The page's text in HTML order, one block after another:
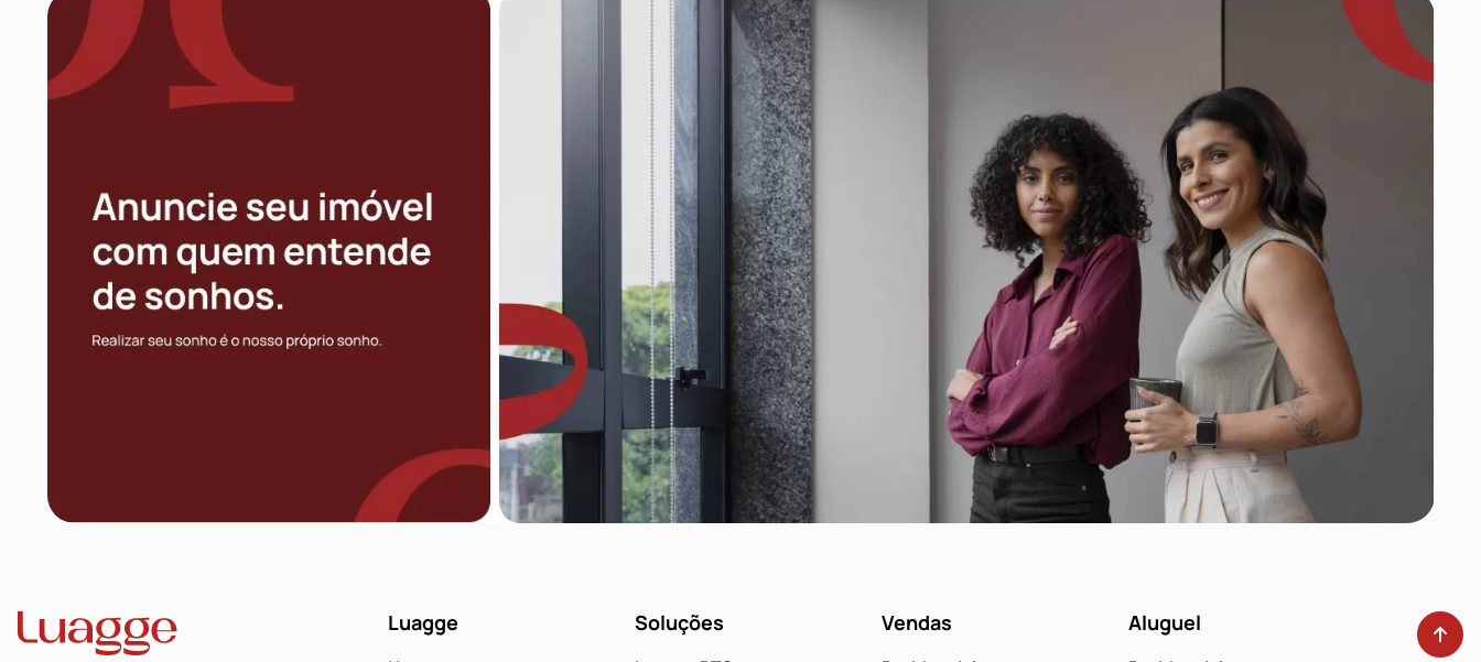
Luagge Soluções Vendas Aluguel